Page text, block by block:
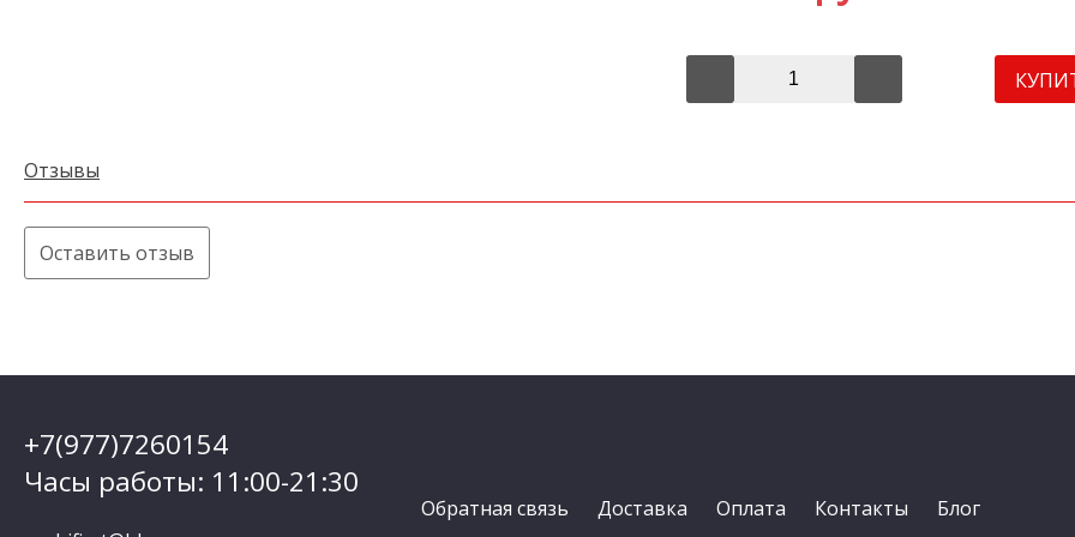
Отзывы
Оставить отзыв
+7(977)7260154
Часы работы: 11:00-21:30
Обратная связь Доставка Оплата Контакты Блог